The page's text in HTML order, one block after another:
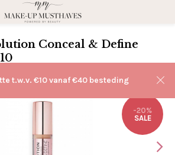
t.w.v. €10 vanaf €40 besteding
Conceal & Define
-20%
SALE